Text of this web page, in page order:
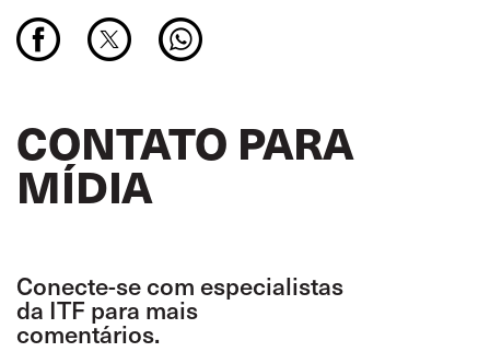
CONTATO PARA
MÍDIA
Conecte-se com especialistas
da ITF para mais
comentários.